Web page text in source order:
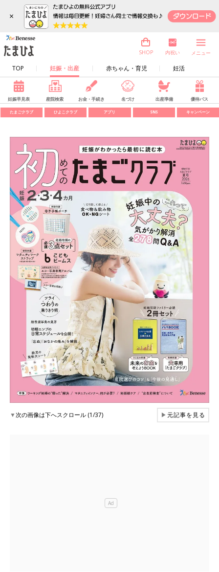
×
TOP 妊娠・出産 赤ちゃん・育児 妊活
SHOP 内祝い メニュー
妊娠早見表 産院検索 お金・手続き 名づけ 出産準備 優待パス
たまごクラブ ひよこクラブ アプリ SNS キャンペーン
▼次の画像は下へスクロール (1/37) ▶元記事を見る